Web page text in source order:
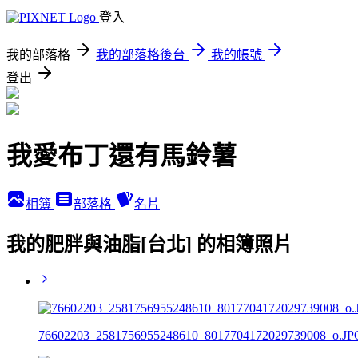
登入
我的部落格 我的部落格後台
我的帳號
登出
我愛布丁還有馬鈴薯
相簿 部落格 名片
我的肥胖與油脂[台北] 的相簿照片